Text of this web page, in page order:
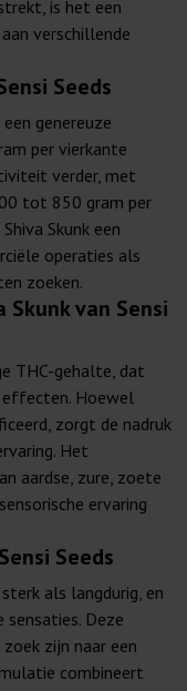
is het een
verschillende
Seeds
genereuze
per vierkante
verder, met
tot 850 gram per
Skunk een
operaties als
zoeken.
Skunk van Sensi
THC-gehalte, dat
effecten. Hoewel
zorgt de nadruk
Het
aardse, zure, zoete
ervaring
Seeds
als langdurig, en
sensaties. Deze
zijn naar een
combineert